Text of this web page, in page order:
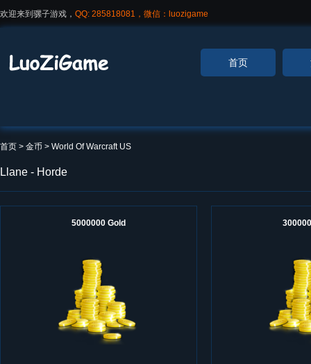
欢迎来到骡子游戏， QQ: 285818081，微信：luozigame
首页
首页 > 金币 > World Of Warcraft US
Llane - Horde
5000000 Gold